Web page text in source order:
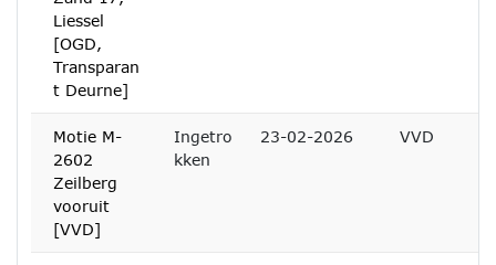
Liessel
[OGD,
Transparan
t Deurne]
Motie M-
2602
Zeilberg
vooruit
[VVD]
Ingetro
kken
23-02-2026 VVD